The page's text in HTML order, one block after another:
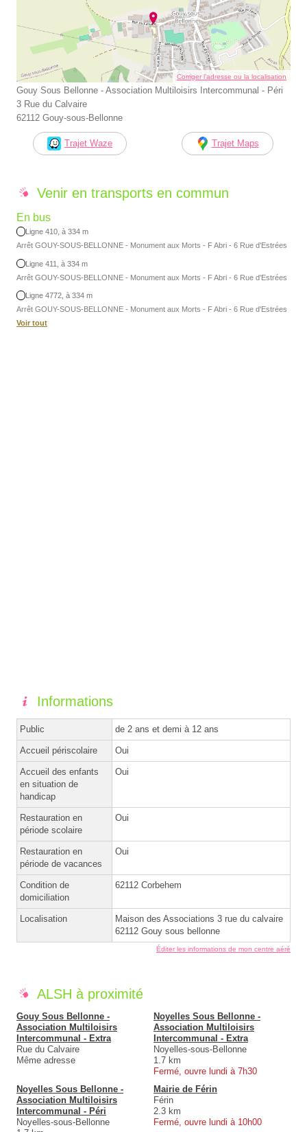
Corriger l’adresse ou la localisation
Gouy Sous Bellonne - Association Multiloisirs Intercommunal - Péri
3 Rue du Calvaire
62112 Gouy-sous-Bellonne
Trajet Waze Trajet Maps
Venir en transports en commun
En bus
Ligne 410, à 334 m
Arrêt GOUY-SOUS-BELLONNE - Monument aux Morts - F Abri - 6 Rue d'Estrées
Ligne 411, à 334 m
Arrêt GOUY-SOUS-BELLONNE - Monument aux Morts - F Abri - 6 Rue d'Estrées
Ligne 4772, à 334 m
Arrêt GOUY-SOUS-BELLONNE - Monument aux Morts - F Abri - 6 Rue d'Estrées
Voir tout
Informations
Public de 2 ans et demi à 12 ans
Accueil périscolaire Oui
Accueil des enfants
en situation de
handicap
Oui
Restauration en
période scolaire
Oui
Restauration en
période de vacances
Oui
Condition de
domiciliation
62112 Corbehem
Localisation
Maison des Associations 3 rue du calvaire
62112 Gouy sous bellonne
Éditer les informations de mon centre aéré
ALSH à proximité
Gouy Sous Bellonne -
Association Multiloisirs
Intercommunal - Extra
Rue du Calvaire
Même adresse
Noyelles Sous Bellonne -
Association Multiloisirs
Intercommunal - Extra
Noyelles-sous-Bellonne
1.7 km
Fermé, ouvre lundi à 7h30
Noyelles Sous Bellonne -
Association Multiloisirs
Intercommunal - Péri
Noyelles-sous-Bellonne
Mairie de Férin
Férin
2.3 km
Fermé, ouvre lundi à 10h00